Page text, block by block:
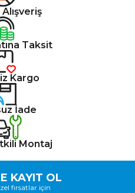
Taksit
Kargo
İade
Montaj
KAYIT OL
fırsatlar için